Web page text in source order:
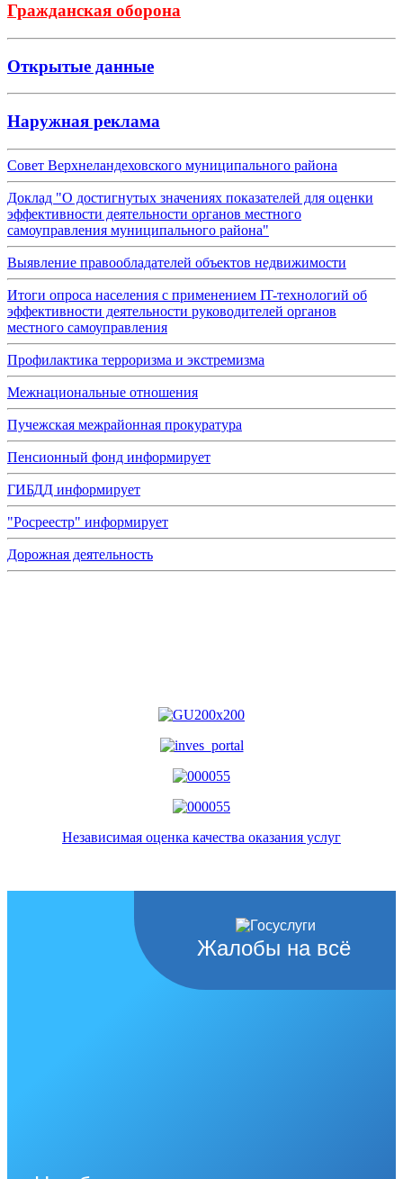
Гражданская оборона
Открытые данные
Наружная реклама
Совет Верхнеландеховского муниципального района
Доклад "О достигнутых значениях показателей для оценки
эффективности деятельности органов местного
самоуправления муниципального района"
Выявление правообладателей объектов недвижимости
Итоги опроса населения с применением IT-технологий об
эффективности деятельности руководителей органов
местного самоуправления
Профилактика терроризма и экстремизма
Межнациональные отношения
Пучежская межрайонная прокуратура
Пенсионный фонд информирует
ГИБДД информирует
"Росреестр" информирует
Дорожная деятельность
Независимая оценка качества оказания услуг
Жалобы на всё